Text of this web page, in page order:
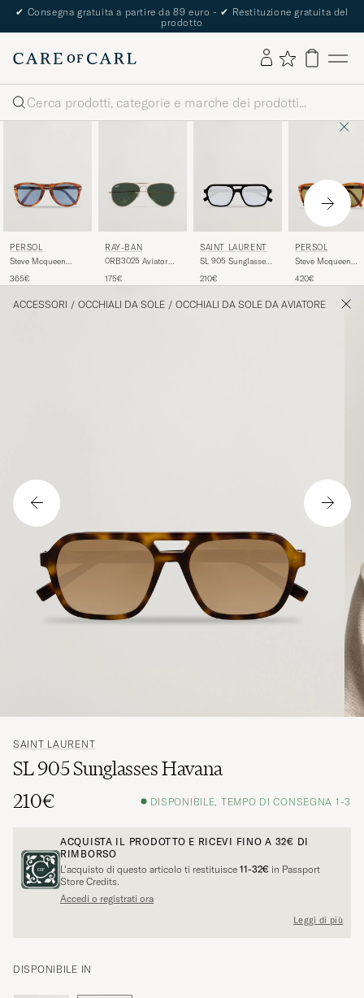
✔ Consegna gratuita a partire da 89 euro - ✔ Restituzione gratuita del
prodotto
Cerca
PERSOL
Steve Mcqueen
Havana
365€
RAY-BAN
0RB3025 Aviator
Sunglasses
175€
SAINT LAURENT
SL 905 Sunglasses
210€
PERSOL
Steve Mcqueen
Siena
420€
ACCESSORI / OCCHIALI DA SOLE / OCCHIALI DA SOLE DA AVIATORE
SAINT LAURENT
SL 905 Sunglasses Havana
210€
DISPONIBILE, TEMPO DI CONSEGNA 1-3
ACQUISTA IL PRODOTTO E RICEVI FINO A 32€ DI
RIMBORSO
L’acquisto di questo articolo ti restituisce 11-32€ in Passport
Store Credits.
Accedi o registrati ora
Leggi di più
DISPONIBILE IN